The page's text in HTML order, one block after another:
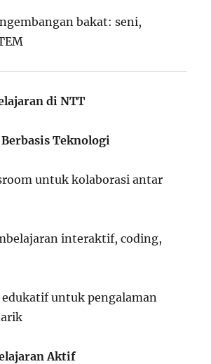
bakat: seni,
di NTT
Teknologi
untuk kolaborasi antar
interaktif, coding,
untuk pengalaman
Aktif